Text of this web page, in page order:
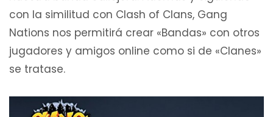
con la similitud con Clash of Clans, Gang
Nations nos permitirá crear «Bandas» con otros
jugadores y amigos online como si de «Clanes»
se tratase.